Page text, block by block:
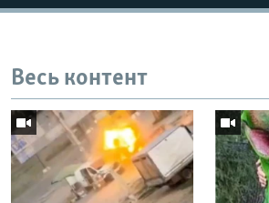
Весь контент